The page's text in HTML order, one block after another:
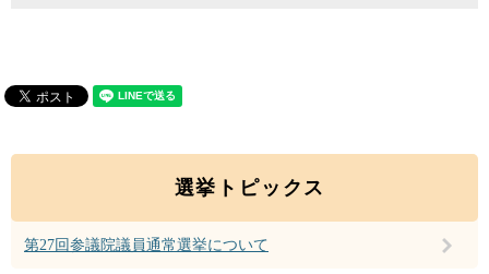
選挙トピックス
第27回参議院議員通常選挙について